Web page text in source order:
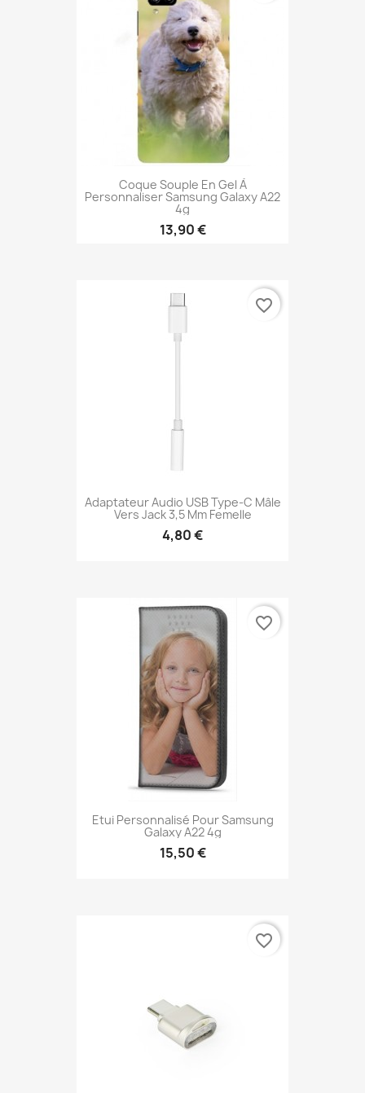
Coque Souple En Gel À
Personnaliser Samsung Galaxy A22
4g
13,90 €
Adaptateur Audio USB Type-C Mâle
Vers Jack 3,5 Mm Femelle
4,80 €
favorite_border
Etui Personnalisé Pour Samsung
Galaxy A22 4g
15,50 €
favorite_border
favorite_border